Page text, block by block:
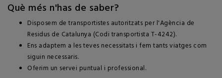
Què més n'has de saber?
Disposem de transportistes autoritzats per l'Agència de
Residus de Catalunya (Codi transportista T-4242).
Ens adaptem a les teves necessitats i fem tants viatges com
siguin necessaris.
Oferim un servei puntual i professional.